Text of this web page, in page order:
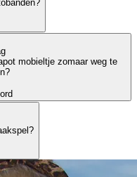
mobieltje zomaar weg te